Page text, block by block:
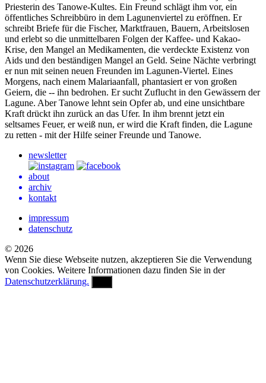
Priesterin des Tanowe-Kultes. Ein Freund schlägt ihm vor, ein
öffentliches Schreibbüro in dem Lagunenviertel zu eröffnen. Er
schreibt Briefe für die Fischer, Marktfrauen, Bauern, Arbeitslosen
und erlebt so die unmittelbaren Folgen der Kaffee- und Kakao-
Krise, den Mangel an Medikamenten, die verdeckte Existenz von
Aids und den beständigen Mangel an Geld. Seine Nächte verbringt
er nun mit seinen neuen Freunden im Lagunen-Viertel. Eines
Morgens, nach einem Malariaanfall, phantasiert er von großen
Geiern, die -- ihn bedrohen. Er sucht Zuflucht in den Gewässern der
Lagune. Aber Tanowe lehnt sein Opfer ab, und eine unsichtbare
Kraft drückt ihn zurück an das Ufer. In ihm brennt jetzt ein
seltsames Feuer, er weiß nun, er wird die Kraft finden, die Lagune
zu retten - mit der Hilfe seiner Freunde und Tanowe.
newsletter
about
archiv
kontakt
impressum
datenschutz
© 2026
Wenn Sie diese Webseite nutzen, akzeptieren Sie die Verwendung
von Cookies. Weitere Informationen dazu finden Sie in der
Datenschutzerklärung.